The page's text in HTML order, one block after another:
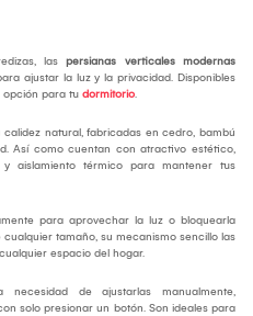
las persianas verticales modernas
ajustar la luz y la privacidad. Disponibles
opción para tu dormitorio.
natural, fabricadas en cedro, bambú
Así como cuentan con atractivo estético,
aislamiento térmico para mantener tus
para aprovechar la luz o bloquearla
tamaño, su mecanismo sencillo las
espacio del hogar.
necesidad de ajustarlas manualmente,
solo presionar un botón. Son ideales para